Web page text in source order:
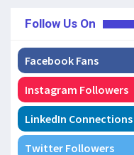
Follow Us On
Facebook Fans
Instagram Followers
LinkedIn Connections
Twitter Followers